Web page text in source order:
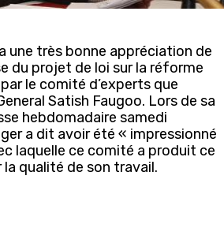
une très bonne appréciation de
du projet de loi sur la réforme
le comité d’experts que
Satish Faugoo. Lors de sa
hebdomadaire samedi
a dit avoir été « impressionné
laquelle ce comité a produit ce
qualité de son travail.